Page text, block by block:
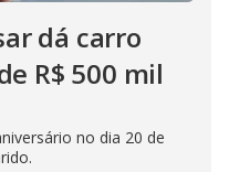
dá carro
R$ 500 mil
no dia 20 de